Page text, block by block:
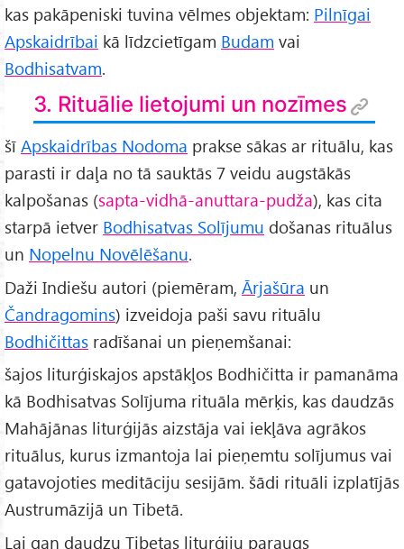
kas pakāpeniski tuvina vēlmes objektam: Pilnīgai
Apskaidrībai kā līdzcietīgam Budam vai
Bodhisatvam.
3. Rituālie lietojumi un nozīmes
šī Apskaidrības Nodoma prakse sākas ar rituālu, kas
parasti ir daļa no tā sauktās 7 veidu augstākās
kalpošanas (sapta-vidhā-anuttara-pudža), kas cita
starpā ietver Bodhisatvas Solījumu došanas rituālus
un Nopelnu Novēlēšanu.
Daži Indiešu autori (piemēram, Ārjašūra un
Čandragomins) izveidoja paši savu rituālu
Bodhičittas radīšanai un pieņemšanai:
šajos liturģiskajos apstākļos Bodhičitta ir pamanāma
kā Bodhisatvas Solījuma rituāla mērķis, kas daudzās
Mahājānas liturģijās aizstāja vai iekļāva agrākos
rituālus, kurus izmantoja lai pieņemtu solījumus vai
gatavojoties meditāciju sesijām. šādi rituāli izplatījās
Austrumāzijā un Tibetā.
Lai gan daudzu Tibetas liturģiju paraugs